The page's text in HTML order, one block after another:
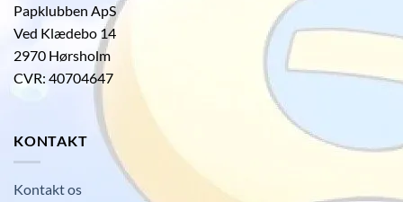
Papklubben ApS
Ved Klædebo 14
2970 Hørsholm
CVR: 40704647
KONTAKT
Kontakt os